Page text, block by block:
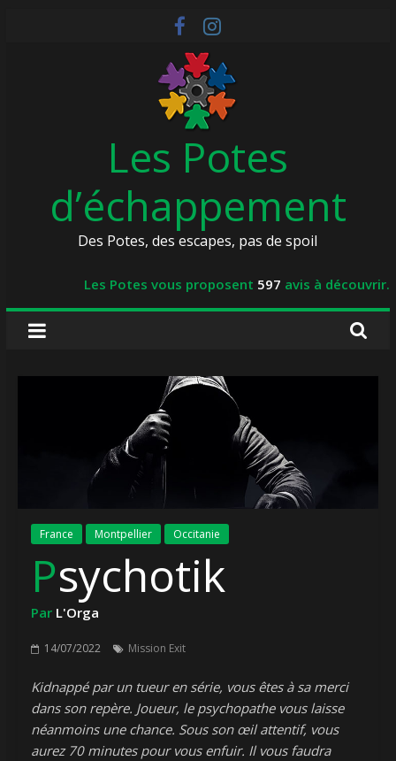
Les Potes
d’échappement
Des Potes, des escapes, pas de spoil
Les Potes vous proposent 597 avis à découvrir.
France Montpellier Occitanie
Psychotik
Par L'Orga
14/07/2022 Mission Exit
Kidnappé par un tueur en série, vous êtes à sa merci
dans son repère. Joueur, le psychopathe vous laisse
néanmoins une chance. Sous son œil attentif, vous
aurez 70 minutes pour vous enfuir. Il vous faudra